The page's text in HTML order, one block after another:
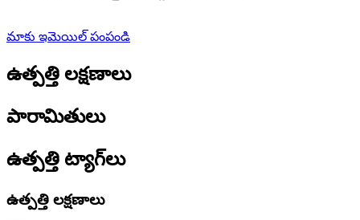
మాకు ఇమెయిల్ పంపండి
ఉత్పత్తి లక్షణాలు
పారామితులు
ఉత్పత్తి ట్యాగ్‌లు
ఉత్పత్తి లక్షణాలు